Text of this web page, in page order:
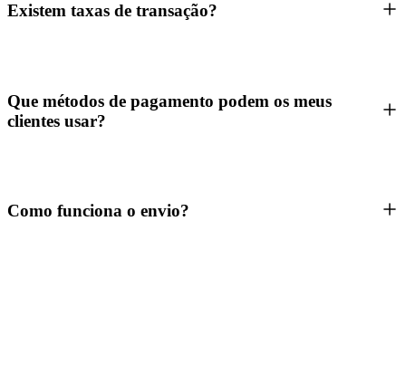
Existem taxas de transação?
Que métodos de pagamento podem os meus
clientes usar?
Como funciona o envio?